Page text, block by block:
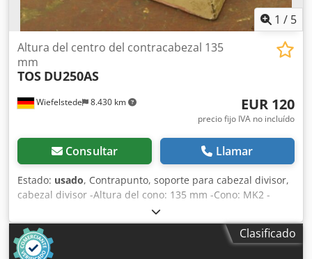
1 / 5
Wiefelstede 8.430 km
Altura del centro del contracabezal 135
mm
TOS DU250AS
EUR 120
precio fijo IVA no incluído
Consultar Llamar
Estado: usado, Contrapunto, soporte para cabezal divisor,
cabezal divisor -Altura del cono: 135 mm -Cono: MK2 -
Plano incluido en las fotos Credjb Hbx Njpfx Anvsf -Precio:
por unidad -Cantidad: 2 unidades -Dimensiones:
200/75/A145 mm -Peso: 5 kg
Clasificado